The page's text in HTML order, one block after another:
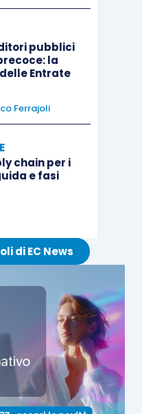
pubblici
la
Entrate
Ferrajoli
chain per i
e fasi
di EC News